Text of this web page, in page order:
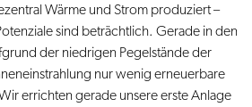
Wärme und Strom produziert –
sind beträchtlich. Gerade in den
der niedrigen Pegelstände der
nur wenig erneuerbare
errichten gerade unsere erste Anlage